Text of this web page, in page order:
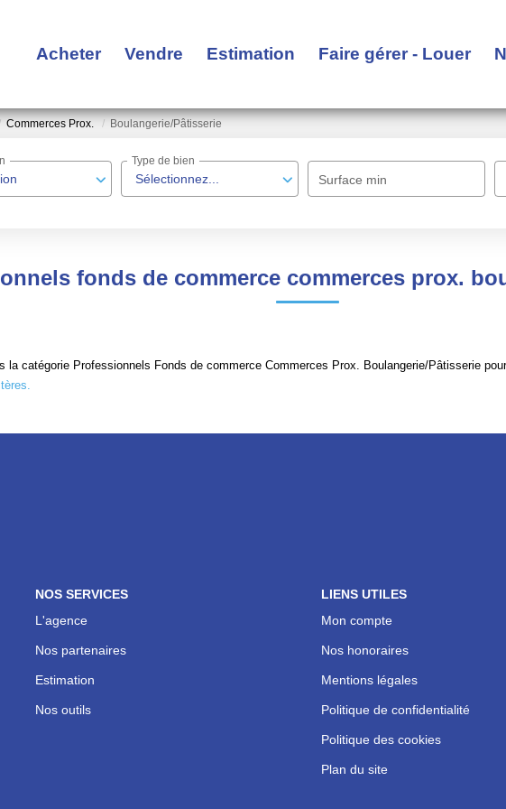
Acheter Vendre Estimation Faire gérer - Louer
Commerces Prox. Boulangerie/Pâtisserie
Sélectionnez...
Type de bien
Surface min
fonds de commerce commerces prox.
la catégorie Professionnels Fonds de commerce Commerces Prox. Boulangerie/Pâtisserie
NOS SERVICES
L'agence
Nos partenaires
Estimation
Nos outils
LIENS UTILES
Mon compte
Nos honoraires
Mentions légales
Politique de confidentialité
Politique des cookies
Plan du site